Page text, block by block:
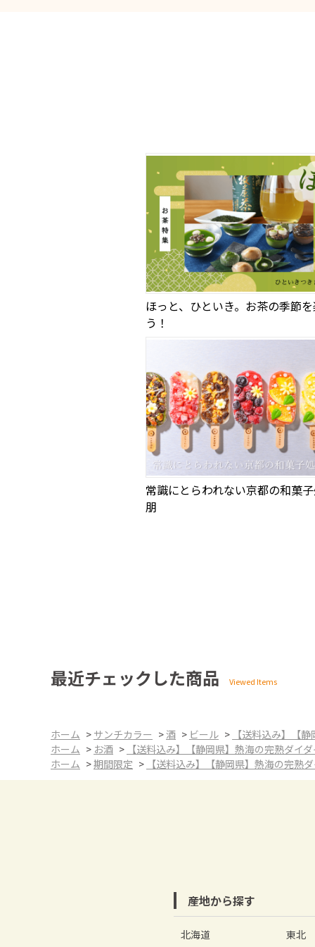
ほっと、ひといき。お茶の季節
う！
常識にとらわれない京都の和菓
朋
最近チェックした商品
ホーム > サンチカラー >酒 > ビール > 【送料込み】【
ホーム > お酒 > 【送料込み】【静岡県】熱海の完熟ダイ
ホーム >期間限定 > 【送料込み】【静岡県】熱海の完熟
産地から探す
北海道 東北